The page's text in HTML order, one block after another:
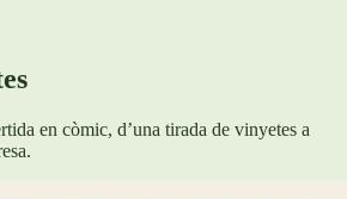
en còmic, d’una tirada de vinyetes a